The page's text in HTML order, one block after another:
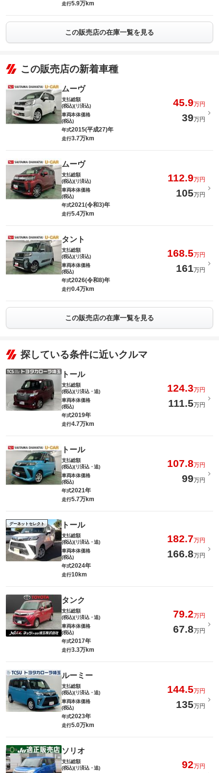
走行5.9万km
この販売店の在庫一覧を見る
この販売店の新着車種
ムーヴ
支払総額
(税込)(リ済込)
45.9万円
車両本体価格
(税込)
39万円
年式2015(平成27)年
走行3.7万km
ムーヴ
支払総額
(税込)(リ済込)
112.9万円
車両本体価格
(税込)
105万円
年式2021(令和3)年
走行5.4万km
タント
支払総額
(税込)(リ済込)
168.5万円
車両本体価格
(税込)
161万円
年式2026(令和8)年
走行0.4万km
この販売店の在庫一覧を見る
探している条件に近いクルマ
トール
支払総額
(税込)(リ済込・追)
124.3万円
車両本体価格
(税込)
111.5万円
年式2019年
走行4.7万km
トール
支払総額
(税込)(リ済込・追)
107.8万円
車両本体価格
(税込)
99万円
年式2021年
走行5.7万km
グーネットセレクト トール
支払総額
(税込)(リ済込・追)
182.7万円
車両本体価格
(税込)
166.8万円
年式2024年
走行10km
タンク
支払総額
(税込)(リ済込・追)
79.2万円
車両本体価格
(税込)
67.8万円
年式2017年
走行3.3万km
ルーミー
支払総額
(税込)(リ済込・追)
144.5万円
車両本体価格
(税込)
135万円
年式2023年
走行5.0万km
ソリオ
支払総額
(税込)(リ済込・追)
92万円